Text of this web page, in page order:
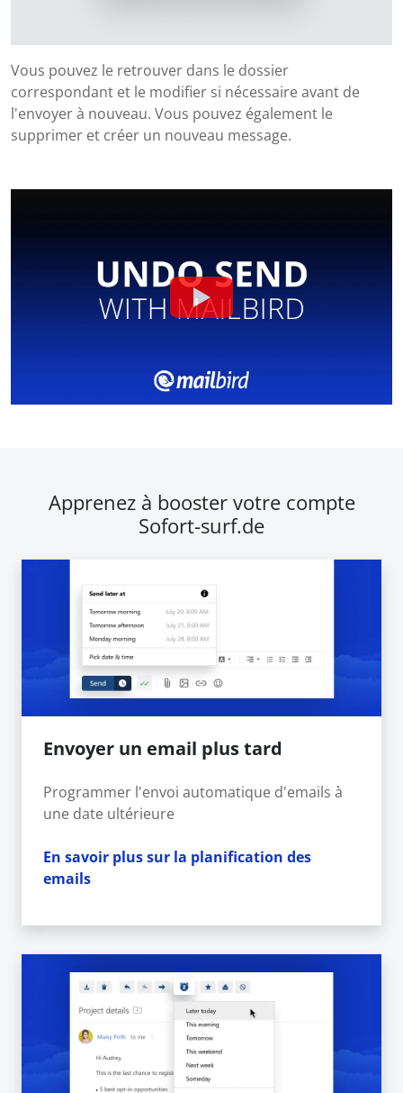
Vous pouvez le retrouver dans le dossier
correspondant et le modifier si nécessaire avant de
l'envoyer à nouveau. Vous pouvez également le
supprimer et créer un nouveau message.
Apprenez à booster votre compte
Sofort-surf.de
Envoyer un email plus tard
Programmer l'envoi automatique d'emails à
une date ultérieure
En savoir plus sur la planification des
emails